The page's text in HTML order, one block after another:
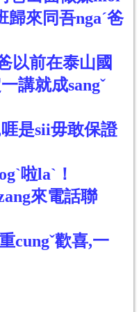
歸來同吾ngaˊ爸
以前在泰山國
講就成sangˇ
是sii毋敢保證
啦laˋ！
來電話聯
cungˇ歡喜,一